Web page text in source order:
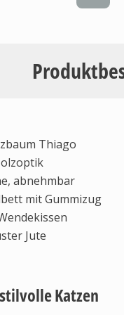
Thiago
abnehmbar
mit Gummizug
Jute
Katzen